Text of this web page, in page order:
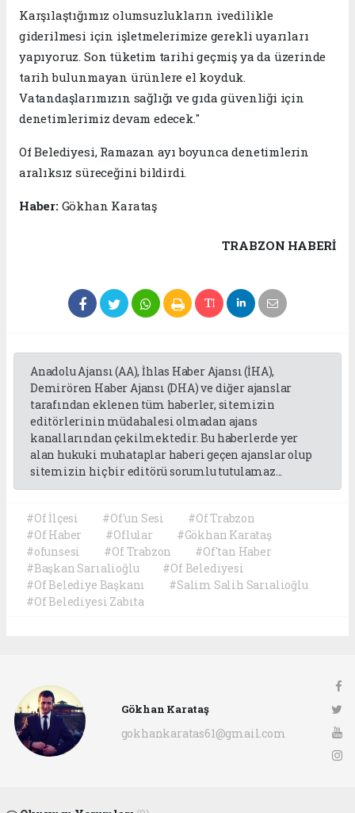
Karşılaştığımız olumsuzlukların ivedilikle
giderilmesi için işletmelerimize gerekli uyarıları
yapıyoruz. Son tüketim tarihi geçmiş ya da üzerinde
tarih bulunmayan ürünlere el koyduk.
Vatandaşlarımızın sağlığı ve gıda güvenliği için
denetimlerimiz devam edecek."
Of Belediyesi, Ramazan ayı boyunca denetimlerin
aralıksız süreceğini bildirdi.
Haber:Gökhan Karataş
TRABZON HABERİ
Anadolu Ajansı (AA), İhlas Haber Ajansı (İHA),
Demirören Haber Ajansı (DHA) ve diğer ajanslar
tarafından eklenen tüm haberler, sitemizin
editörlerinin müdahalesi olmadan ajans
kanallarından çekilmektedir. Bu haberlerde yer
alan hukuki muhataplar haberi geçen ajanslar olup
sitemizin hiç bir editörü sorumlu tutulamaz...
#Of İlçesi #Of'un Sesi
#Of Trabzon
#Of Haber
#Oflular
#Gökhan Karataş
#ofunsesi
#Of Trabzon
#Of'tan Haber
#Başkan Sarıalioğlu
#Of Belediyesi
#Of Belediye Başkanı
#Salim Salih Sarıalioğlu
#Of Belediyesi Zabıta
Gökhan Karataş
gokhankaratas61@gmail.com